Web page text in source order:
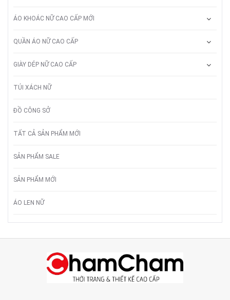
ÁO KHOÁC NỮ CAO CẤP MỚI
QUẦN ÁO NỮ CAO CẤP
GIÀY DÉP NỮ CAO CẤP
TÚI XÁCH NỮ
ĐỒ CÔNG SỞ
TẤT CẢ SẢN PHẨM MỚI
SẢN PHẨM SALE
SẢN PHẨM MỚI
ÁO LEN NỮ